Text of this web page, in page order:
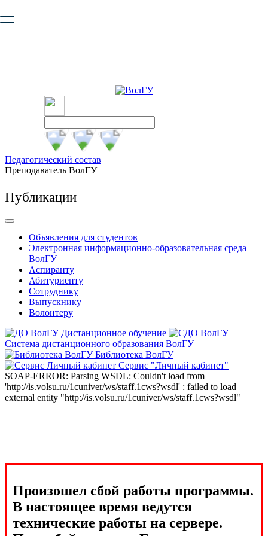
безопасную работу с сайтом. Пожалуйста
Педагогический состав
Преподаватель ВолГУ
Публикации
Объявления для студентов
Электронная информационно-образовательная среда
ВолГУ
Аспиранту
Абитуриенту
Сотруднику
Выпускнику
Волонтеру
Дистанционное обучение
Система дистанционного образования ВолГУ
Библиотека ВолГУ
Сервис "Личный кабинет"
SOAP-ERROR: Parsing WSDL: Couldn't load from
'http://is.volsu.ru/1cuniver/ws/staff.1cws?wsdl' : failed to load
external entity "http://is.volsu.ru/1cuniver/ws/staff.1cws?wsdl"
Произошел сбой работы программы.
В настоящее время ведутся
технические работы на сервере.